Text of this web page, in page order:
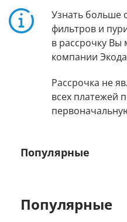
Узнать больше
фильтров и
в рассрочку Вы
компании
Рассрочка не
всех платежей
Популярные
Популярные